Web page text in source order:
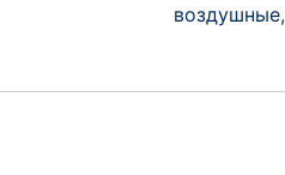
воздушные,